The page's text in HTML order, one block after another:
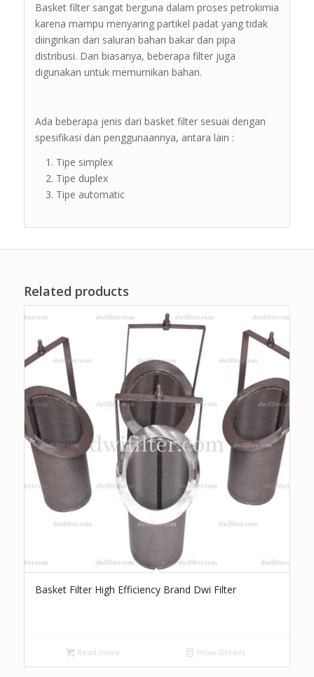
Basket filter sangat berguna dalam proses petrokimia
karena mampu menyaring partikel padat yang tidak
diinginkan dari saluran bahan bakar dan pipa
distribusi. Dan biasanya, beberapa filter juga
digunakan untuk memurnikan bahan.
Ada beberapa jenis dari basket filter sesuai dengan
spesifikasi dan penggunaannya, antara lain :
Tipe simplex
Tipe duplex
Tipe automatic
Related products
Basket Filter High Efficiency Brand Dwi Filter
Read more Show Details